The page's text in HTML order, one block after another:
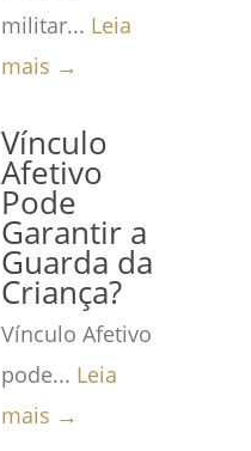
militar... Leia
mais →
Vínculo
Afetivo
Pode
Garantir a
Guarda da
Criança?
Vínculo Afetivo
pode... Leia
mais →